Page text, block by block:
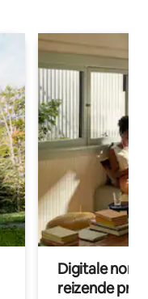
Digitale
reizende